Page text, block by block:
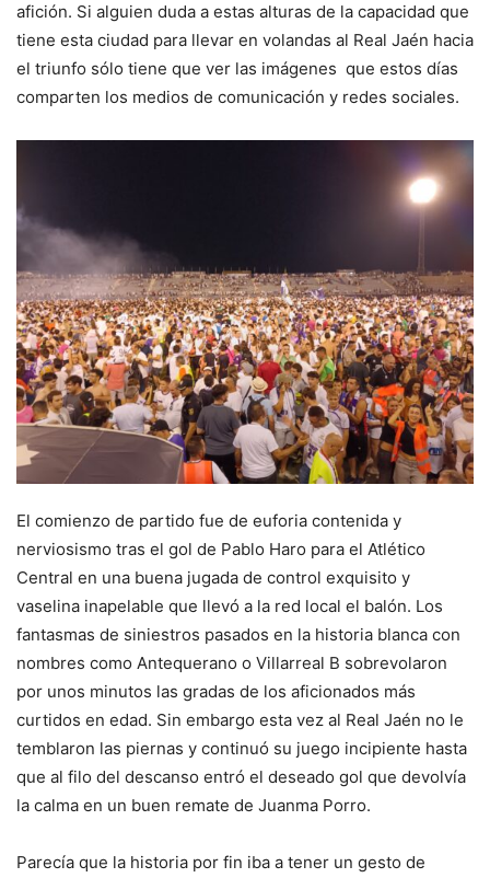
afición. Si alguien duda a estas alturas de la capacidad que
tiene esta ciudad para llevar en volandas al Real Jaén hacia
el triunfo sólo tiene que ver las imágenes que estos días
comparten los medios de comunicación y redes sociales.
El comienzo de partido fue de euforia contenida y
nerviosismo tras el gol de Pablo Haro para el Atlético
Central en una buena jugada de control exquisito y
vaselina inapelable que llevó a la red local el balón. Los
fantasmas de siniestros pasados en la historia blanca con
nombres como Antequerano o Villarreal B sobrevolaron
por unos minutos las gradas de los aficionados más
curtidos en edad. Sin embargo esta vez al Real Jaén no le
temblaron las piernas y continuó su juego incipiente hasta
que al filo del descanso entró el deseado gol que devolvía
la calma en un buen remate de Juanma Porro.
Parecía que la historia por fin iba a tener un gesto de